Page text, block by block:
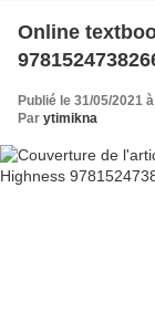
Online
Publié le 31/05/2021
Par ytimikna